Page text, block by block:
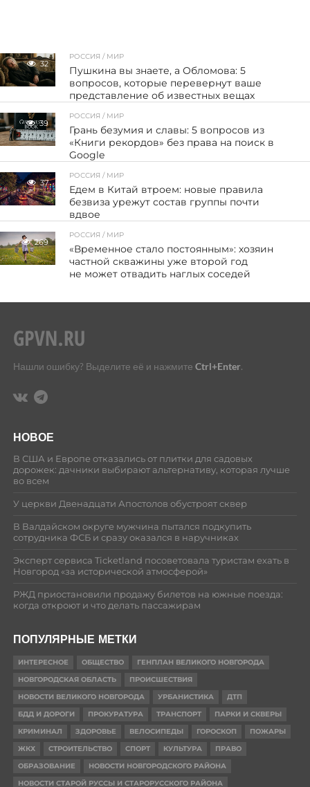
32
РОССИЯ / МИР
Пушкина вы знаете, а Обломова: 5
вопросов, которые перевернут ваше
представление об известных вещах
39
РОССИЯ / МИР
Грань безумия и славы: 5 вопросов из
«Книги рекордов» без права на поиск в
Google
37
РОССИЯ / МИР
Едем в Китай втроем: новые правила
безвиза урежут состав группы почти
вдвое
269
РОССИЯ / МИР
«Временное стало постоянным»: хозяин
частной скважины уже второй год
не может отвадить наглых соседей
Нашли ошибку? Выделите её и нажмите Ctrl+Enter.
НОВОЕ
В США и Европе отказались от плитки для садовых
дорожек: дачники выбирают альтернативу, которая лучше
во всем
У церкви Двенадцати Апостолов обустроят сквер
В Валдайском округе мужчина пытался подкупить
сотрудника ФСБ и сразу оказался в наручниках
Эксперт сервиса Ticketland посоветовала туристам ехать в
Новгород «за исторической атмосферой»
РЖД приостановили продажу билетов на южные поезда:
когда откроют и что делать пассажирам
ПОПУЛЯРНЫЕ МЕТКИ
ИНТЕРЕСНОЕ ОБЩЕСТВО
ГЕНПЛАН ВЕЛИКОГО НОВГОРОДА
НОВГОРОДСКАЯ ОБЛАСТЬ
ПРОИСШЕСТВИЯ
НОВОСТИ ВЕЛИКОГО НОВГОРОДА
УРБАНИСТИКА
ДТП
БДД И ДОРОГИ
ПРОКУРАТУРА ТРАНСПОРТ
ПАРКИ И СКВЕРЫ
КРИМИНАЛ
ЗДОРОВЬЕ ВЕЛОСИПЕДЫ ГОРОСКОП
ПОЖАРЫ
ЖКХ
СТРОИТЕЛЬСТВО СПОРТ КУЛЬТУРА
ПРАВО
ОБРАЗОВАНИЕ
НОВОСТИ НОВГОРОДСКОГО РАЙОНА
НОВОСТИ СТАРОЙ РУССЫ И СТАРОРУССКОГО РАЙОНА